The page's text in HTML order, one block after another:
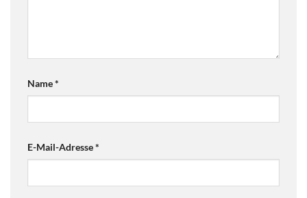
Name*
E-Mail-Adresse*